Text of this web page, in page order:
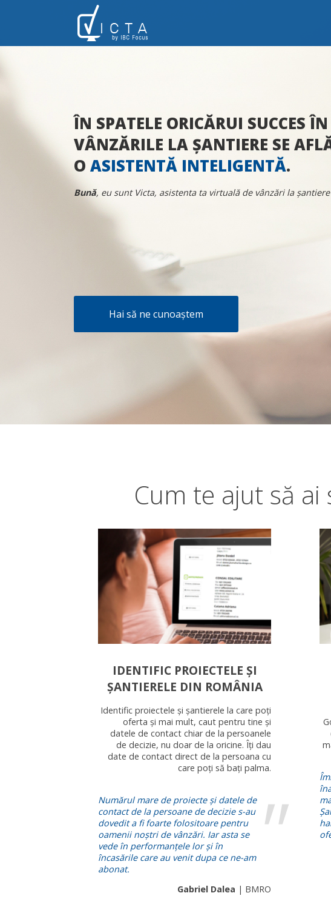
ÎN SPATELE ORICĂRUI SUCCES ÎN
VÂNZĂRILE LA ȘANTIERE SE
O ASISTENTĂ INTELIGENTĂ.
Bună, eu sunt Victa, asistenta ta virtuală de vânzări la
Hai să ne cunoaștem
Cum te ajut să
IDENTIFIC PROIECTELE ȘI
ȘANTIERELE DIN ROMÂNIA
Identific proiectele și șantierele la care poți
oferta și mai mult, caut pentru tine și
datele de contact chiar de la persoanele
de decizie, nu doar de la oricine. Îți dau
date de contact direct de la persoana cu
care poți să bați palma.
Numărul mare de proiecte și datele de
contact de la persoane de decizie s-au
dovedit a fi foarte folositoare pentru
oamenii noștri de vânzări. Iar asta se
vede în performanțele lor și în
încasările care au venit dupa ce ne-am
abonat.
Gabriel Dalea | BMRO